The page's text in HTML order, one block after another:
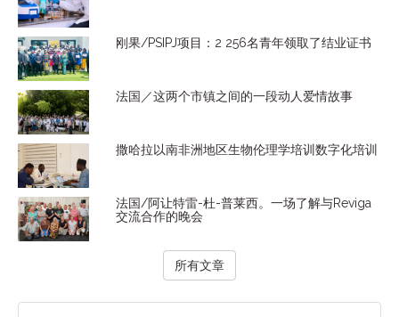
刚果/PSIPJ项目：2 256名青年领取了结业证书
法国／这两个市镇之间的一段动人爱情故事
撒哈拉以南非洲地区生物伦理学培训数字化培训
法国/阿让特雷-杜-普莱西。一场了解与Reviga
交流合作的晚会
所有文章